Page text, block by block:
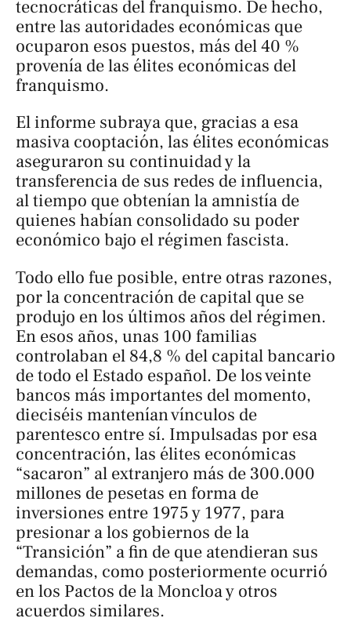
tecnocráticas del franquismo. De hecho,
entre las autoridades económicas que
ocuparon esos puestos, más del 40 %
provenía de las élites económicas del
franquismo.
El informe subraya que, gracias a esa
masiva cooptación, las élites económicas
aseguraron su continuidad y la
transferencia de sus redes de influencia,
al tiempo que obtenían la amnistía de
quienes habían consolidado su poder
económico bajo el régimen fascista.
Todo ello fue posible, entre otras razones,
por la concentración de capital que se
produjo en los últimos años del régimen.
En esos años, unas 100 familias
controlaban el 84,8 % del capital bancario
de todo el Estado español. De los veinte
bancos más importantes del momento,
dieciséis mantenían vínculos de
parentesco entre sí. Impulsadas por esa
concentración, las élites económicas
“sacaron” al extranjero más de 300.000
millones de pesetas en forma de
inversiones entre 1975 y 1977, para
presionar a los gobiernos de la
“Transición” a fin de que atendieran sus
demandas, como posteriormente ocurrió
en los Pactos de la Moncloa y otros
acuerdos similares.